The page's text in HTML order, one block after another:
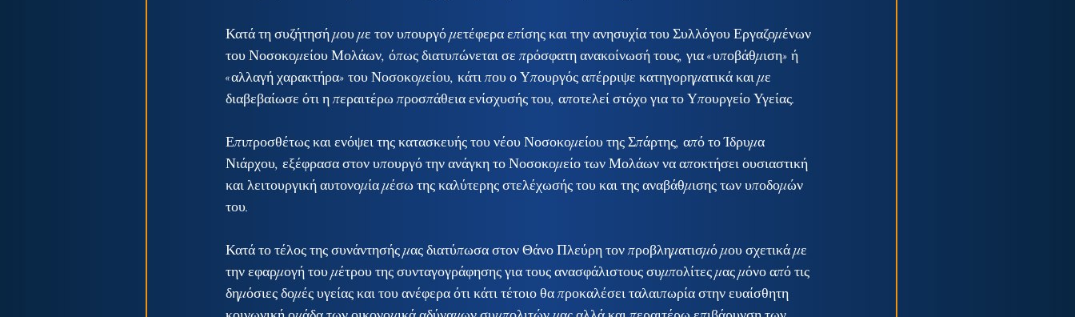
Κατά τη συζήτησή μου με τον υπουργό μετέφερα επίσης και την ανησυχία του Συλλόγου Εργαζομένων
του Νοσοκομείου Μολάων, όπως διατυπώνεται σε πρόσφατη ανακοίνωσή τους, για «υποβάθμιση» ή
«αλλαγή χαρακτήρα» του Νοσοκομείου, κάτι που ο Υπουργός απέρριψε κατηγορηματικά και με
διαβεβαίωσε ότι η περαιτέρω προσπάθεια ενίσχυσής του, αποτελεί στόχο για το Υπουργείο Υγείας.
Επιπροσθέτως και ενόψει της κατασκευής του νέου Νοσοκομείου της Σπάρτης, από το Ίδρυμα
Νιάρχου, εξέφρασα στον υπουργό την ανάγκη το Νοσοκομείο των Μολάων να αποκτήσει ουσιαστική
και λειτουργική αυτονομία μέσω της καλύτερης στελέχωσής του και της αναβάθμισης των υποδομών
του.
Κατά το τέλος της συνάντησής μας διατύπωσα στον Θάνο Πλεύρη τον προβληματισμό μου σχετικά με
την εφαρμογή του μέτρου της συνταγογράφησης για τους ανασφάλιστους συμπολίτες μας μόνο από τις
δημόσιες δομές υγείας και του ανέφερα ότι κάτι τέτοιο θα προκαλέσει ταλαιπωρία στην ευαίσθητη